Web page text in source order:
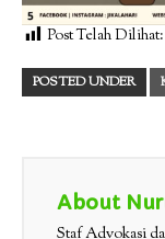
Post Telah Dilihat:
POSTED UNDER
About